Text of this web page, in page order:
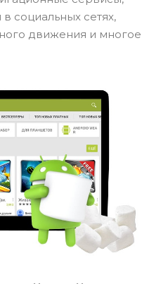
социальных сетях,
движения и многое